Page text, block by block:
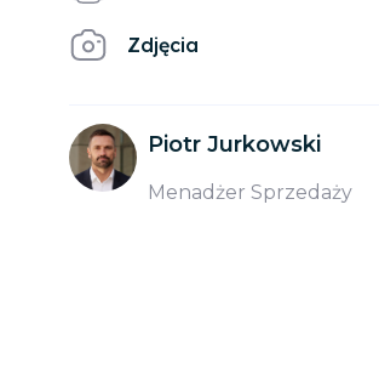
Zdjęcia
Piotr Jurkowski
Menadżer Sprzedaży